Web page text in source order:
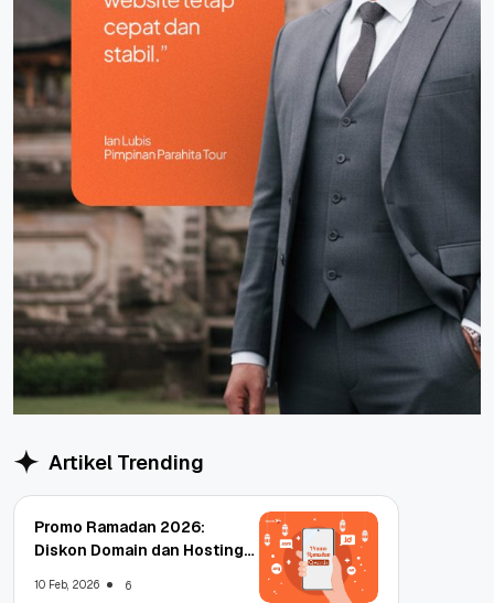
Artikel Trending
Promo Ramadan 2026:
Diskon Domain dan Hosting
10 Feb, 2026 6